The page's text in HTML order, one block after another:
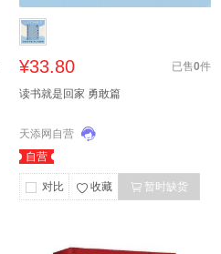
¥33.80 已售0件
读书就是回家 勇敢篇
天添网自营
自营
对比 收藏 暂时缺货